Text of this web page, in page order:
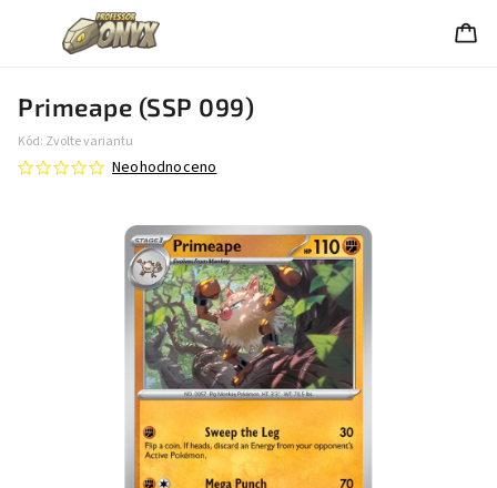
Primeape (SSP 099)
Kód: Zvolte variantu
Neohodnoceno